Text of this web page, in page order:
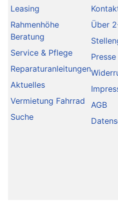
Leasing
Rahmenhöhe
Beratung
Service & Pflege
Reparaturanleitungen
Aktuelles
Vermietung Fahrrad
Suche
Über
Presse
AGB